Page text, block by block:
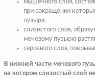
мышечного слоя,
при сокращении
пузыря;
слизистого слоя,
мочевому пузырю
серозного слоя,
В нижней части мочевого
на котором слизистый слой